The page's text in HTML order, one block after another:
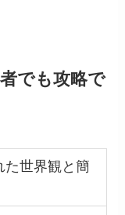
でも攻略で
た世界観と簡